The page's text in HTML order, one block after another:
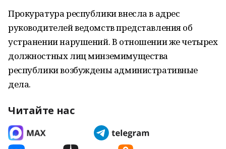
Прокуратура республики внесла в адрес
руководителей ведомств представления об
устранении нарушений. В отношении же четырех
должностных лиц минземимущества
республики возбуждены административные
дела.
Читайте нас